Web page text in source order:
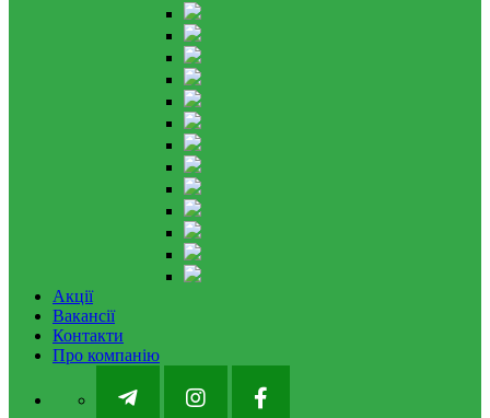
Акції
Вакансії
Контакти
Про компанію